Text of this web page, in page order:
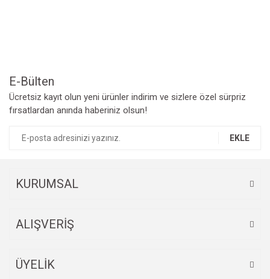
E-Bülten
Ücretsiz kayıt olun yeni ürünler indirim ve sizlere özel sürpriz
fırsatlardan anında haberiniz olsun!
EKLE
KURUMSAL
ALIŞVERİŞ
ÜYELİK